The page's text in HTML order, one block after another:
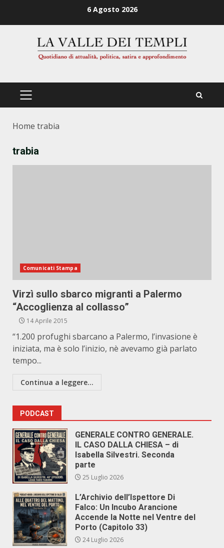
6 Agosto 2026
PRIMÄRES
Home trabia
trabia
Comunicati Stampa
Virzì sullo sbarco migranti a Palermo
“Accoglienza al collasso”
14 Aprile 2015
“1.200 profughi sbarcano a Palermo, l’invasione è
iniziata, ma è solo l’inizio, nè avevamo già parlato
tempo...
Continua a leggere...
PODCAST
GENERALE CONTRO GENERALE.
IL CASO DALLA CHIESA – di
Isabella Silvestri. Seconda
parte
25 Luglio 2026
L’Archivio dell’Ispettore Di
Falco: Un Incubo Arancione
Accende la Notte nel Ventre del
Porto (Capitolo 33)
24 Luglio 2026